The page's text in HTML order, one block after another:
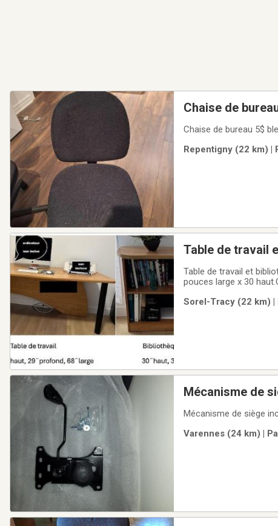
Chaise de
Chaise de bureau 5$
Repentigny (22 km) |
Table de travail
Table de travail et
pouces large x 30
Sorel-Tracy (22 km)
Mécanisme de
Mécanisme de siège
Varennes (24 km) |